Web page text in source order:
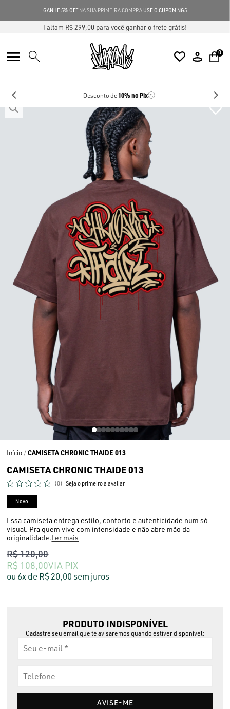
GANHE 5% OFFNA SUA PRIMEIRA COMPRA USE O CUPOM NG5
Faltam R$ 299,00 para você ganhar o frete grátis!
0
Desconto de10%no Pix
Início CAMISETA CHRONIC THAIDE 013
CAMISETA CHRONIC THAIDE 013
(0) Seja o primeiro a avaliar
Novo
Essa camiseta entrega estilo, conforto e autenticidade num só
visual. Pra quem vive com intensidade e não abre mão da
originalidade.Ler mais
R$ 108,00VIA PIX
R$ 120,00
6x R$ 20,00sem juros
PRODUTO INDISPONÍVEL
Cadastre seu email que te avisaremos quando estiver disponível:
AVISE-ME